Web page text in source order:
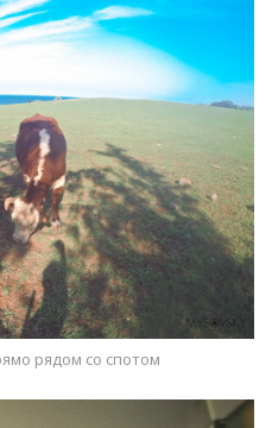
рядом со спотом